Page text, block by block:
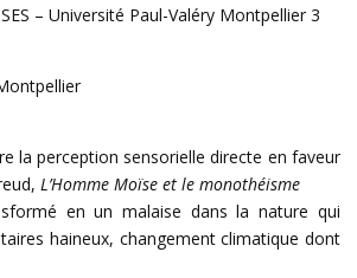
– Université Paul-Valéry Montpellier 3
la perception sensorielle directe en faveur
L’Homme Moïse et le monothéisme
en un malaise dans la nature qui
haineux, changement climatique dont